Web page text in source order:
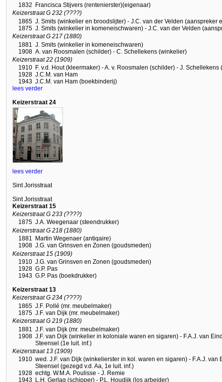
1832
Francisca Stijvers (rentenierster)(eigenaar)
Keizerstraat G 232 (????)
1865 J. Smits (winkelier en broodslijter) - J.C. van der Velden (aanspreker
1875 J. Smits (winkelier in komeneischwaren) - J.C. van der Velden
Keizerstraat G 217 (1880)
1881
J. Smits (winkelier in komeneischwaren)
1908 A. van Roosmalen (schilder) - C. Schellekens (winkelier)
Keizerstraat 22 (1909)
1910 F. v.d. Hout (kleermaker) - A. v. Roosmalen (schilder) - J. Schellekens
1928 J.C.M. van Ham
1943 J.C.M. van Ham (boekbinderij)
lees verder
Keizerstraat 24
lees verder
Sint Jorisstraat
Sint Jorisstraat
Keizerstraat 15
Keizerstraat G 233 (????)
1875 J.A. Weegenaar (steendrukker)
Keizerstraat G 218 (1880)
1881
Martin Wegenaer (antiqaire)
1908 J.G. van Grinsven en Zonen (goudsmeden)
Keizerstraat 15 (1909)
1910 J.G. van Grinsven en Zonen (goudsmeden)
1928 G.P. Pas
1943 G.P. Pas (boekdrukker)
Keizerstraat 13
Keizerstraat G 234 (????)
1865 J.F. Pollé (mr. meubelmaker)
1875 J.F. van Dijk (mr. meubelmaker)
Keizerstraat G 219 (1880)
1881
J.F. van Dijk (mr. meubelmaker)
1908 J.F. van Dijk (winkelier in koloniale waren en sigaren) - F.A.J. van
Steensel (1e luit. inf.)
Keizerstraat 13 (1909)
1910 wed. J.F. van Dijk (winkelierster in kol. waren en sigaren) - F.A.J. van
Steensel (gezegd v.d. Aa, 1e luit. inf.)
1928 echtg. W.M.A. Poulisse - J. Remie
1943 L.H. Gerlag (schipper) - P.L. Houdijk (los arbeider)